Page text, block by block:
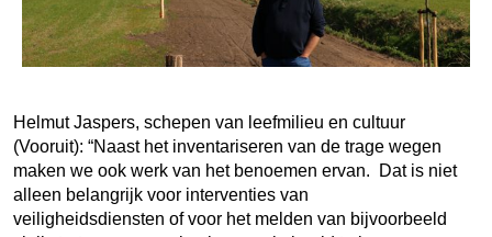
Helmut Jaspers, schepen van leefmilieu en cultuur
(Vooruit): “Naast het inventariseren van de trage wegen
maken we ook werk van het benoemen ervan. Dat is niet
alleen belangrijk voor interventies van
veiligheidsdiensten of voor het melden van bijvoorbeeld